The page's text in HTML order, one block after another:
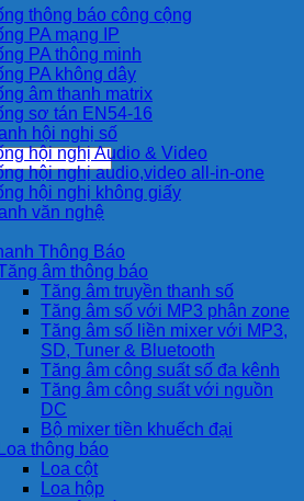
thông báo công cộng
PA mạng IP
PA thông minh
PA không dây
âm thanh matrix
sơ tán EN54-16
hội nghị số
hội nghị Audio & Video
hội nghị audio,video all-in-one
hội nghị không giấy
văn nghệ
Thông Báo
âm thông báo
Tăng âm truyền thanh số
Tăng âm số với MP3 phân zone
Tăng âm số liền mixer với MP3,
SD, Tuner & Bluetooth
Tăng âm công suất số đa kênh
Tăng âm công suất với nguồn
DC
Bộ mixer tiền khuếch đại
Loa thông báo
Loa cột
Loa hộp